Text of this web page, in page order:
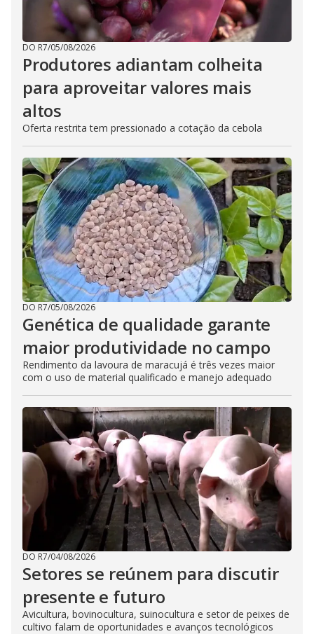
DO R7/05/08/2026
Produtores adiantam colheita
para aproveitar valores mais
altos
Oferta restrita tem pressionado a cotação da cebola
DO R7/05/08/2026
Genética de qualidade garante
maior produtividade no campo
Rendimento da lavoura de maracujá é três vezes maior
com o uso de material qualificado e manejo adequado
DO R7/04/08/2026
Setores se reúnem para discutir
presente e futuro
Avicultura, bovinocultura, suinocultura e setor de peixes de
cultivo falam de oportunidades e avanços tecnológicos